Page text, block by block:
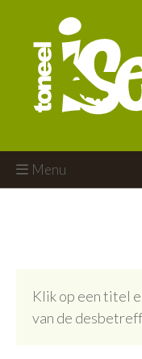
Menu
Klik op een titel
van de